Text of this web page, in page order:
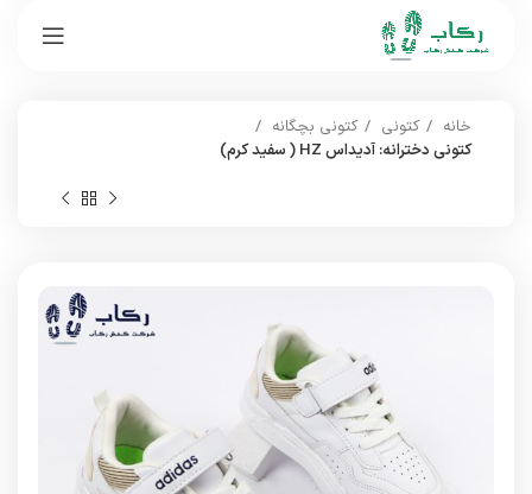
خانه کتونی
کتونی بچگانه
کتونی دخترانه: آدیداس HZ ( سفید کرم)